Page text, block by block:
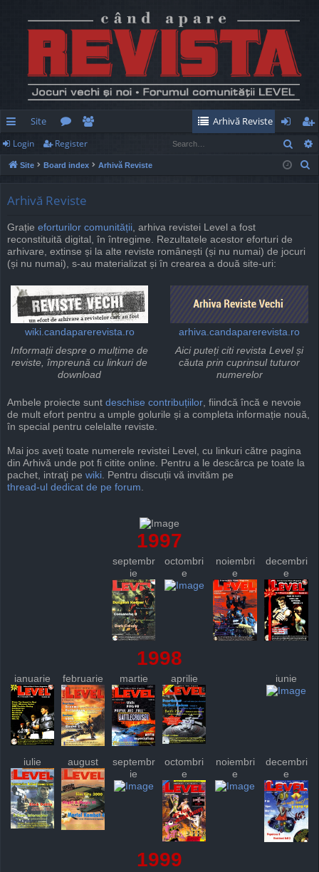
ui
ck
Site
or
u
e
m
Arhivă Reviste
og
in
eg
ist
Login Register
Site Board index Arhivă Reviste
Arhivă Reviste
Grație eforturilor comunității, arhiva revistei Level a fost
reconstituită digital, în întregime. Rezultatele acestor eforturi de
arhivare, extinse și la alte reviste românești (și nu numai) de jocuri
(și nu numai), s-au materializat și în crearea a două site-uri:
wiki.candaparerevista.ro
arhiva.candaparerevista.ro
Informații despre o mulțime de
reviste, împreună cu linkuri de
download
Aici puteți citi revista Level și
căuta prin cuprinsul tuturor
numerelor
Ambele proiecte sunt deschise contribuțiilor, fiindcă încă e nevoie
de mult efort pentru a umple golurile și a completa informație nouă,
în special pentru celelalte reviste.
Mai jos aveți toate numerele revistei Level, cu linkuri către pagina
din Arhivă unde pot fi citite online. Pentru a le descărca pe toate la
pachet, intraţi pe wiki. Pentru discuții vă invităm pe
thread-ul dedicat de pe forum.
1997
septembr
ie
octombri
e
noiembri
e
decembri
e
1998
ianuarie februarie martie aprilie iunie
iulie august
septembr
ie
octombri
e
noiembri
e
decembri
e
1999